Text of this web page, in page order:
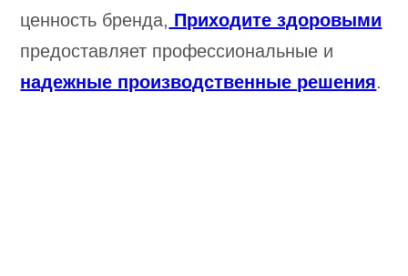
ценность бренда, Приходите здоровыми
предоставляет профессиональные и
надежные производственные решения.